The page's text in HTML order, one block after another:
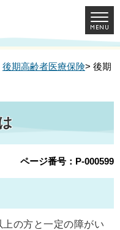
後期高齢者医療保険> 後期
ページ番号：P-000599
の方と一定の障がい